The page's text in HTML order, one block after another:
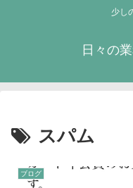
少し
日々の
スパム
ブログ